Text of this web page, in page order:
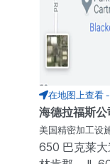
在地图上查看 -
海德拉福斯公
美国精密加工设
650 巴克莱大